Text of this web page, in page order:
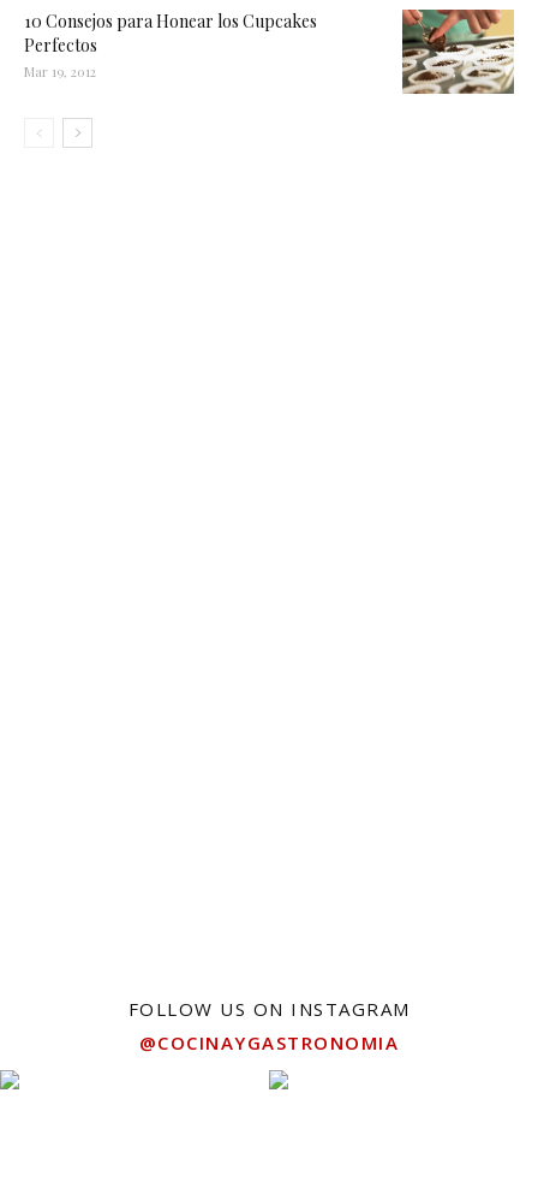
10 Consejos para Honear los Cupcakes
Perfectos
Mar 19, 2012
FOLLOW US ON INSTAGRAM
@COCINAYGASTRONOMIA